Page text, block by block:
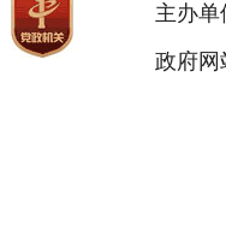
主办
政府网